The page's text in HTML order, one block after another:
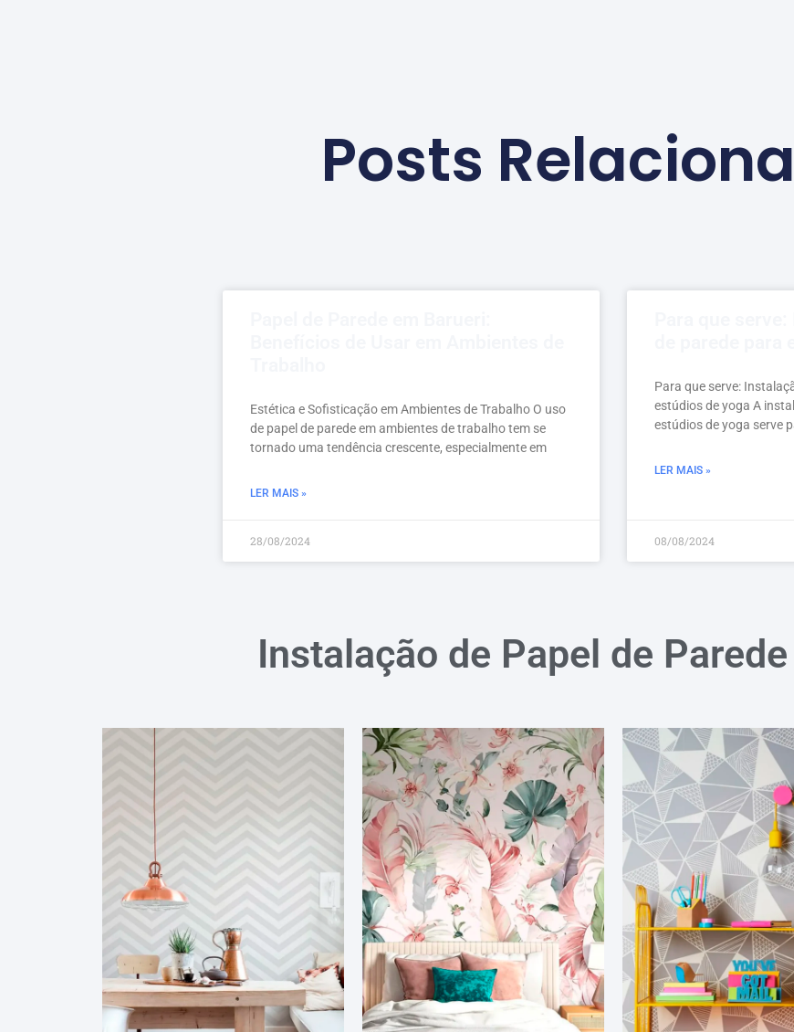
Posts
Estética e Sofisticação em Ambientes de Trabalho O uso
de papel de parede em ambientes de trabalho tem se
tornado uma tendência crescente, especialmente em
LER MAIS »
28/08/2024
Para que serve:
estúdios de yoga A
estúdios de yoga serve
LER MAIS »
08/08/2024
Instalação de Papel de